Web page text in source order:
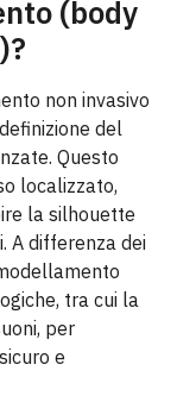
(body
non invasivo
del
Questo
localizzato,
la silhouette
A differenza dei
tra cui la
per
e